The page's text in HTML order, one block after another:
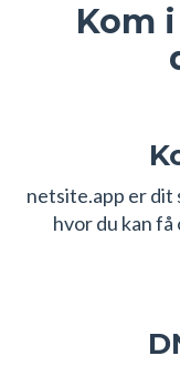
Kom
netsite.app er dit
hvor du kan